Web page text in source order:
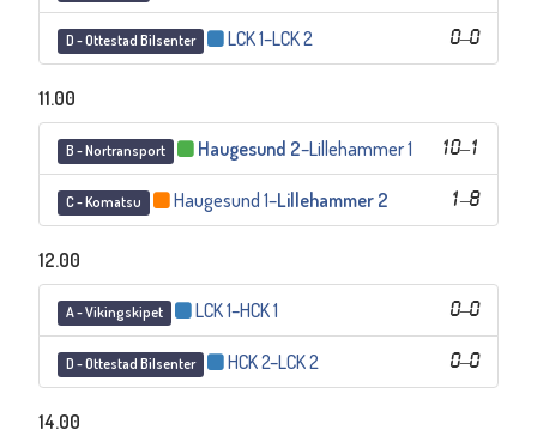
D - Ottestad Bilsenter 0–0
LCK 1–LCK 2
11.00
B - Nortransport 10–1
Haugesund 2–Lillehammer 1
C - Komatsu 1–8
Haugesund 1–Lillehammer 2
12.00
A - Vikingskipet 0–0
LCK 1–HCK 1
D - Ottestad Bilsenter 0–0
HCK 2–LCK 2
14.00